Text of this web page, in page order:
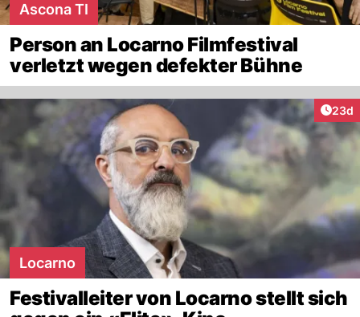
Ascona TI
Person an Locarno Filmfestival
verletzt wegen defekter Bühne
23d
Locarno
Festivalleiter von Locarno stellt sich